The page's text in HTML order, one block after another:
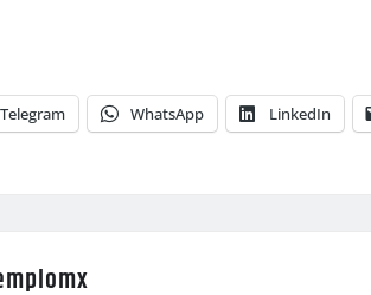
Telegram WhatsApp LinkedIn